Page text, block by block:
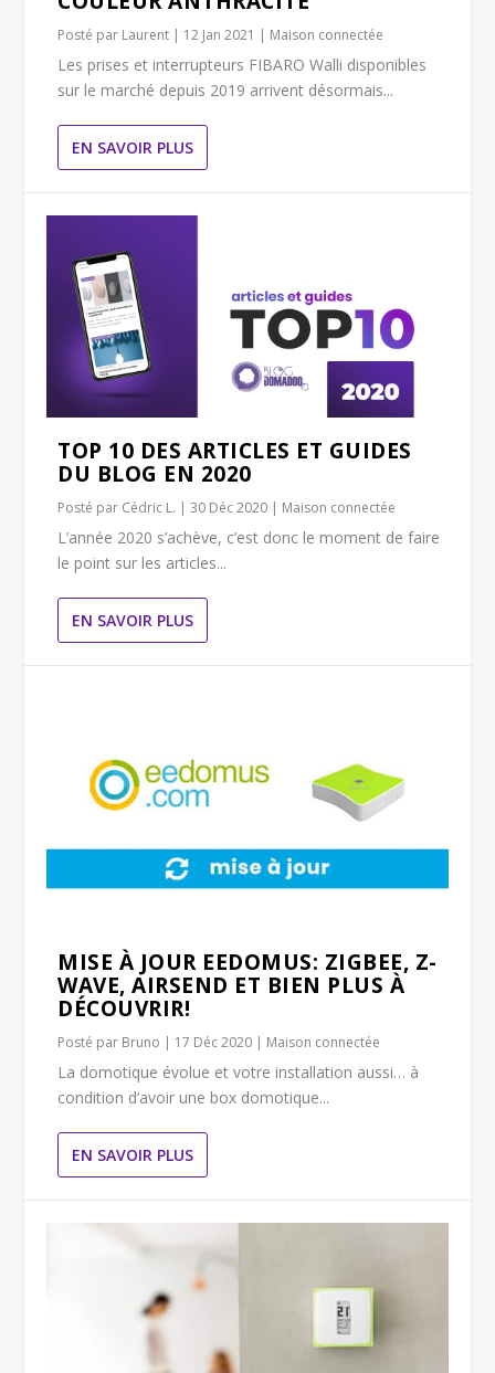
Posté par Laurent | 12 Jan 2021 | Maison connectée
Les prises et interrupteurs FIBARO Walli disponibles
sur le marché depuis 2019 arrivent désormais...
EN SAVOIR PLUS
TOP 10 DES ARTICLES ET GUIDES
DU BLOG EN 2020
Posté par Cédric L. |30 Déc 2020 | Maison connectée
L’année 2020 s’achève, c’est donc le moment de faire
le point sur les articles...
EN SAVOIR PLUS
MISE À JOUR EEDOMUS: ZIGBEE, Z-
WAVE, AIRSEND ET BIEN PLUS À
DÉCOUVRIR!
Posté par Bruno | 17 Déc 2020 | Maison connectée
La domotique évolue et votre installation aussi… à
condition d’avoir une box domotique...
EN SAVOIR PLUS